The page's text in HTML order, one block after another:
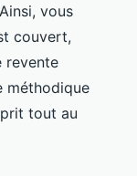
vous
couvert,
revente
méthodique
tout au